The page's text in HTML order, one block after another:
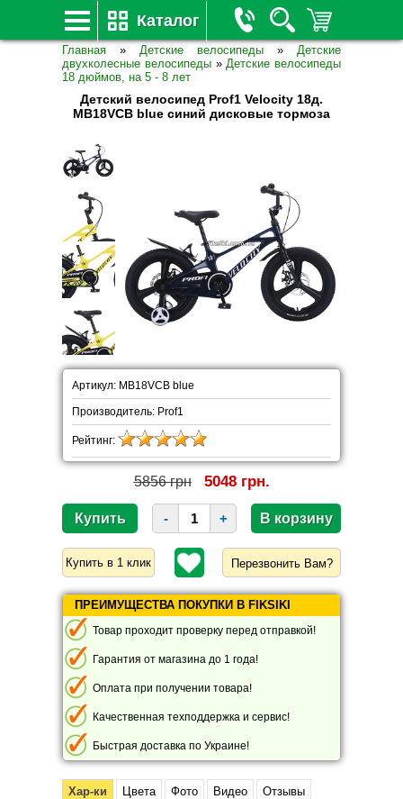
Каталог
Главная » Детские велосипеды » Детские
двухколесные велосипеды »Детские велосипеды
18 дюймов, на 5 - 8 лет
Детский велосипед Prof1 Velocity 18д.
MB18VCB blue синий дисковые тормоза
Артикул: MB18VCB blue
Производитель: Prof1
Рейтинг:
5856 грн 5048 грн.
- +
Перезвонить Вам?
ПРЕИМУЩЕСТВА ПОКУПКИ В FIKSIKI
Товар проходит проверку перед отправкой!
Гарантия от магазина до 1 года!
Оплата при получении товара!
Качественная техподдержка и сервис!
Быстрая доставка по Украине!
Хар-ки Цвета Фото Видео Отзывы